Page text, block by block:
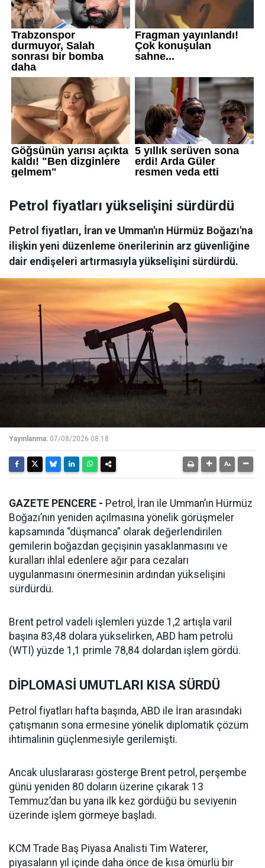
Petrol fiyatları yükselişini sürdürdü
Petrol fiyatları, İran ve Umman'ın Hürmüz Boğazı'na
ilişkin yeni düzenleme önerilerinin arz güvenliğine
dair endişeleri artırmasıyla yükselişini sürdürdü.
Yayınlanma: 07/08/2026 08:18
GAZETE PENCERE - Petrol, İran ile Umman’ın Hürmüz
Boğazı’nın yeniden açılmasına yönelik görüşmeler
kapsamında “düşmanca” olarak değerlendirilen
gemilerin boğazdan geçişinin yasaklanmasını ve
kuralları ihlal edenlere ağır para cezaları
uygulanmasını önermesinin ardından yükselişini
sürdürdü.
Brent petrol vadeli işlemleri yüzde 1,2 artışla varil
başına 83,48 dolara yükselirken, ABD ham petrolü
(WTI) yüzde 1,1 primle 78,84 dolardan işlem gördü.
DİPLOMASİ UMUTLARI KISA SÜRDÜ
Petrol fiyatları hafta başında, ABD ile İran arasındaki
çatışmanın sona ermesine yönelik diplomatik çözüm
ihtimalinin güçlenmesiyle gerilemişti.
Ancak uluslararası gösterge Brent petrol, perşembe
günü yeniden 80 doların üzerine çıkarak 13
Temmuz’dan bu yana ilk kez gördüğü bu seviyenin
üzerinde işlem görmeye başladı.
KCM Trade Baş Piyasa Analisti Tim Waterer,
piyasaların yıl içinde daha önce de kısa ömürlü bir